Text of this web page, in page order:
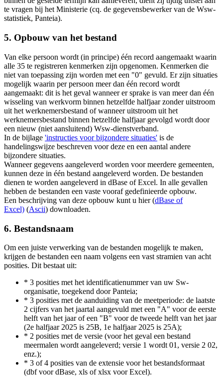
te vragen bij het Ministerie (cq. de gegevensbewerker van de Wsw-
statistiek, Panteia).
5. Opbouw van het bestand
Van elke persoon wordt (in principe) één record aangemaakt waarin
alle 35 te registreren kenmerken zijn opgenomen. Kenmerken die
niet van toepassing zijn worden met een "0" gevuld. Er zijn situaties
mogelijk waarin per persoon meer dan één record wordt
aangemaakt: dit is het geval wanneer er sprake is van meer dan één
wisseling van werkvorm binnen hetzelfde halfjaar zonder uitstroom
uit het werknemersbestand of wanneer uitstroom uit het
werknemersbestand binnen hetzelfde halfjaar gevolgd wordt door
een nieuw (niet aansluitend) Wsw-dienstverband.
In de bijlage 'instructies voor bijzondere situaties' is de
handelingswijze beschreven voor deze en een aantal andere
bijzondere situaties.
Wanneer gegevens aangeleverd worden voor meerdere gemeenten,
kunnen deze in één bestand aangeleverd worden. De bestanden
dienen te worden aangeleverd in dBase of Excel. In alle gevallen
hebben de bestanden een vaste vooraf gedefinieerde opbouw.
Een beschrijving van deze opbouw kunt u hier (dBase of
Excel) (Ascii) downloaden.
6. Bestandsnaam
Om een juiste verwerking van de bestanden mogelijk te maken,
krijgen de bestanden een naam volgens een vast stramien van acht
posities. Dit bestaat uit:
* 3 posities met het identificatienummer van uw Sw-
organisatie, toegekend door Panteia;
* 3 posities met de aanduiding van de meetperiode: de laatste
2 cijfers van het jaartal aangevuld met een "A" voor de eerste
helft van het jaar of een "B" voor de tweede helft van het jaar
(2e halfjaar 2025 is 25B, 1e halfjaar 2025 is 25A);
* 2 posities met de versie (voor het geval een bestand
meermalen wordt aangeleverd; versie 1 wordt 01, versie 2 02,
enz.);
* 3 of 4 posities van de extensie voor het bestandsformaat
(dbf voor dBase, xls of xlsx voor Excel).